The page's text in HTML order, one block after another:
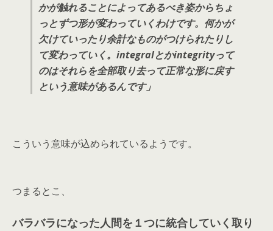
かが触れることによってあるべき姿からちょ
っとずつ形が変わっていくわけです。何かが
欠けていったり余計なものがつけられたりし
て変わっていく。integralとかintegrityって
のはそれらを全部取り去って正常な形に戻す
という意味があるんです」
こういう意味が込められているようです。
つまるとこ、
バラバラになった人間を１つに統合していく取り